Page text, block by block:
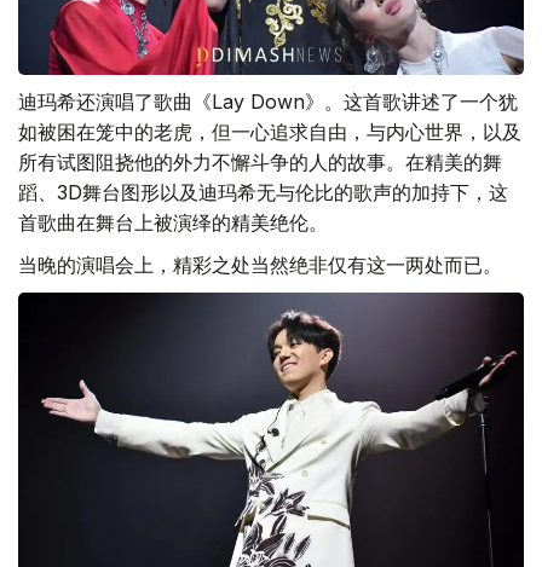
迪玛希还演唱了歌曲《Lay Down》。这首歌讲述了一个犹
如被困在笼中的老虎，但一心追求自由，与内心世界，以及
所有试图阻挠他的外力不懈斗争的人的故事。在精美的舞
蹈、3D舞台图形以及迪玛希无与伦比的歌声的加持下，这
首歌曲在舞台上被演绎的精美绝伦。
当晚的演唱会上，精彩之处当然绝非仅有这一两处而已。